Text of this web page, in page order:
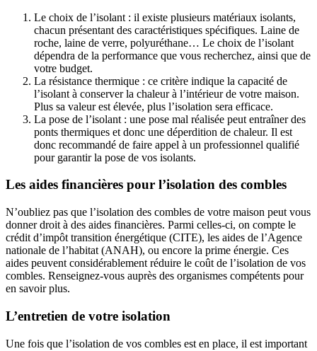
Le choix de l’isolant : il existe plusieurs matériaux isolants,
chacun présentant des caractéristiques spécifiques. Laine de
roche, laine de verre, polyuréthane… Le choix de l’isolant
dépendra de la performance que vous recherchez, ainsi que de
votre budget.
La résistance thermique : ce critère indique la capacité de
l’isolant à conserver la chaleur à l’intérieur de votre maison.
Plus sa valeur est élevée, plus l’isolation sera efficace.
La pose de l’isolant : une pose mal réalisée peut entraîner des
ponts thermiques et donc une déperdition de chaleur. Il est
donc recommandé de faire appel à un professionnel qualifié
pour garantir la pose de vos isolants.
Les aides financières pour l’isolation des combles
N’oubliez pas que l’isolation des combles de votre maison peut vous
donner droit à des aides financières. Parmi celles-ci, on compte le
crédit d’impôt transition énergétique (CITE), les aides de l’Agence
nationale de l’habitat (ANAH), ou encore la prime énergie. Ces
aides peuvent considérablement réduire le coût de l’isolation de vos
combles. Renseignez-vous auprès des organismes compétents pour
en savoir plus.
L’entretien de votre isolation
Une fois que l’isolation de vos combles est en place, il est important